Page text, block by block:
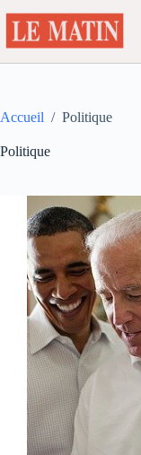
au
contenu
Accueil / Politique
Politique